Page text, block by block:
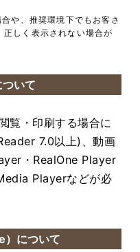
や、推奨環境下でもお客さ
正しく表示されない場合が
いて
覧・印刷する場合に
7.0以上)、動画
・RealOne Player
Playerなどが必
）について